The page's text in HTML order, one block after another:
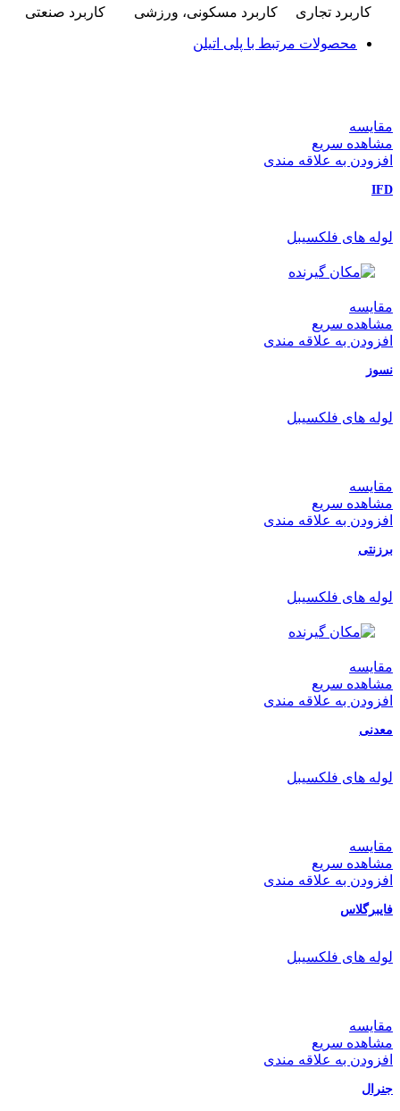
کاربرد تجاری کاربرد مسکونی، ورزشی کاربرد صنعتی
محصولات مرتبط با پلی اتیلن
مقایسه
مشاهده سریع
افزودن به علاقه مندی
IFD
لوله های فلکسیبل
مقایسه
مشاهده سریع
افزودن به علاقه مندی
نسوز
لوله های فلکسیبل
مقایسه
مشاهده سریع
افزودن به علاقه مندی
برزنتی
لوله های فلکسیبل
مقایسه
مشاهده سریع
افزودن به علاقه مندی
معدنی
لوله های فلکسیبل
مقایسه
مشاهده سریع
افزودن به علاقه مندی
فایبرگلاس
لوله های فلکسیبل
مقایسه
مشاهده سریع
افزودن به علاقه مندی
جنرال